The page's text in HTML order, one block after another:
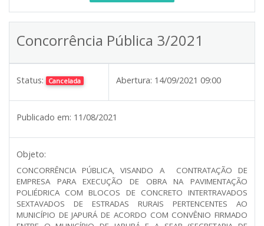
Concorrência Pública 3/2021
Status: Cancelada Abertura: 14/09/2021 09:00
Publicado em: 11/08/2021
Objeto:
CONCORRÊNCIA PÚBLICA, VISANDO A CONTRATAÇÃO DE
EMPRESA PARA EXECUÇÃO DE OBRA NA PAVIMENTAÇÃO
POLIÉDRICA COM BLOCOS DE CONCRETO INTERTRAVADOS
SEXTAVADOS DE ESTRADAS RURAIS PERTENCENTES AO
MUNICÍPIO DE JAPURÁ DE ACORDO COM CONVÊNIO FIRMADO